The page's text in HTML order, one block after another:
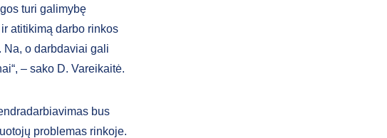
turi galimybę
atitikimą darbo rinkos
Na, o darbdaviai gali
– sako D. Vareikaitė.
bus
problemas rinkoje.